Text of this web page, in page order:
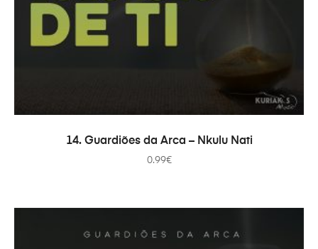
ADICIONAR
14. Guardiões da Arca – Nkulu Nati
0.99€